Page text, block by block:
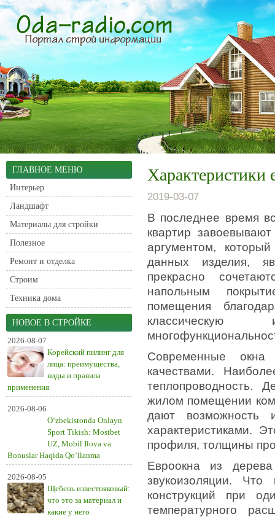
ГЛАВНОЕ МЕНЮ
Интерьер
Ландшафт
Материалы для стройки
Полезное
Ремонт и отделка
Строим
Техника дома
НОВОЕ В СТРОЙКЕ
2026-08-07
Корейский пилинг для
лица: преимущества,
виды и правила
применения
2026-08-06
O‘zbekistonda Onlayn
Sport Tikish: Mostbet
UZ, Mobil Ilova va
Bonuslar Haqida Qo‘llanma
2026-08-05
Щебень известняковый:
что это за материал и
какие у него
Характеристики
2019-03-07
В последнее время
квартир
аргументом,
данных изделия,
прекрасно
напольным
помещения
классическую
Современные окна
качествами.
теплопроводность.
жилом помещении
дают возможность
характеристиками.
профиля, толщины
Евроокна из дерева
звукоизоляции.
конструкций при
температурного